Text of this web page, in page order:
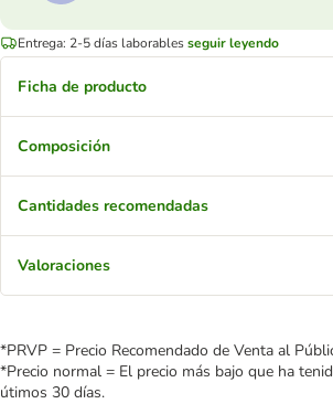
Entrega: 2-5 días laborablesseguir leyendo
Ficha de producto
Composición
Cantidades recomendadas
Valoraciones
*PRVP = Precio Recomendado de Venta al
*Precio normal = El precio más bajo que ha
útimos 30 días.